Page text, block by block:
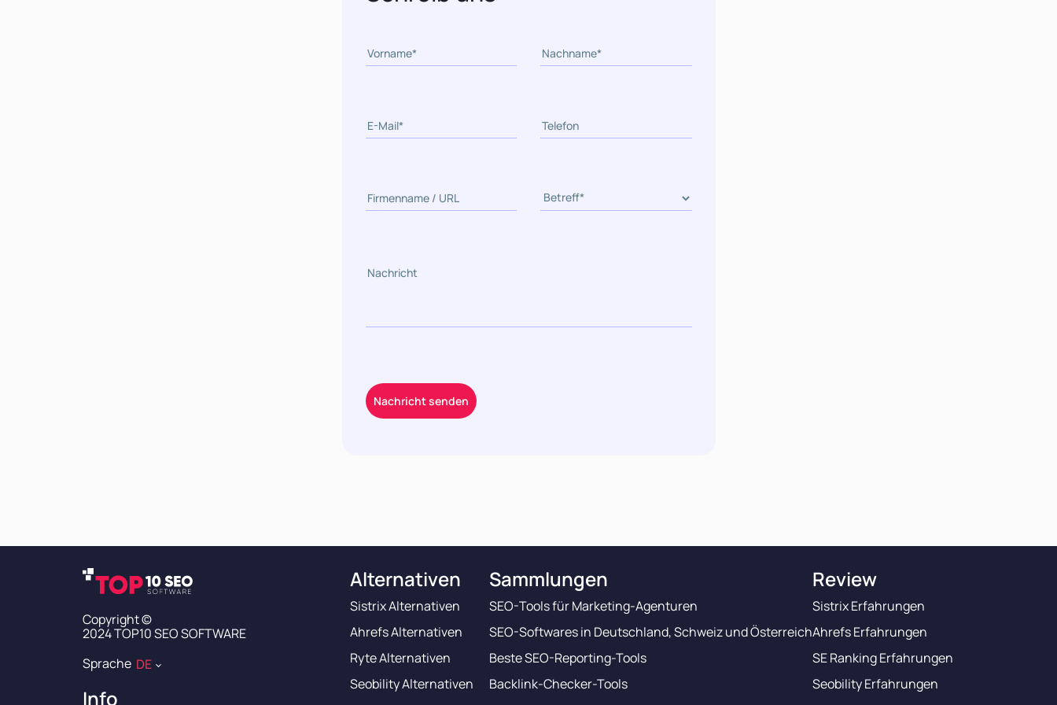
Copyright ©
2024 TOP10 SEO SOFTWARE
Sprache DE
Info
Alternativen
Sistrix Alternativen
Ahrefs Alternativen
Ryte Alternativen
Seobility Alternativen
Sammlungen
SEO-Tools für Marketing-Agenturen
SEO-Softwares in Deutschland, Schweiz und Österreich
Beste SEO-Reporting-Tools
Backlink-Checker-Tools
Review
Sistrix Erfahrungen
Ahrefs Erfahrungen
SE Ranking Erfahrungen
Seobility Erfahrungen